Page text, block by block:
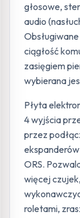
głosowe,
audio
ciągłość
zasięgiem
wybierana
Płyta
4 wyjścia
przez
ORS.
więcej
roletami,